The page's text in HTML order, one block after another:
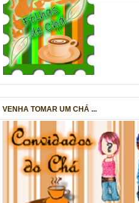
VENHA TOMAR UM CHÁ ...